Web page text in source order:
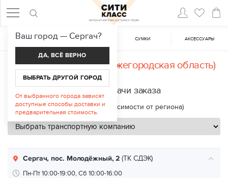
ЖЕНСКАЯ ОБУВЬ МУЖСКАЯ ОБУВЬ CУМКИ АКСЕССУАРЫ
Доставка вСергач (Нижегородская область)
Пункты выдачи заказа
Срок доставки: 2—8 дней (в зависимости от региона)
Сергач, пос. Молодёжный, 2 (ТК СДЭК)
Пн-Пт 10:00-19:00, Сб 10:00-16:00
Ваш город — Сергач?
ДА, ВСЁ ВЕРНО
ВЫБРАТЬ ДРУГОЙ ГОРОД
От выбранного города зависят
доступные способы доставки и
предварительная стоимость.